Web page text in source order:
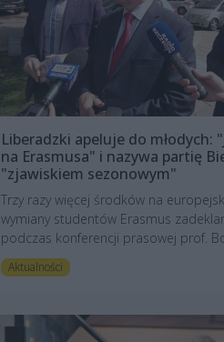
Liberadzki apeluje do młodych:
na Erasmusa" i nazywa partię
"zjawiskiem sezonowym"
Trzy razy więcej środków na
wymiany studentów Erasmus
podczas konferencji prasowej prof.
Aktualności